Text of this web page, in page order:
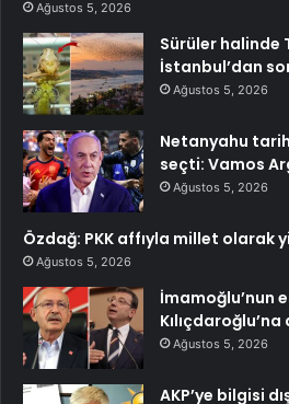
Ağustos 5, 2026
Sürüler halinde
İstanbul’dan
Ağustos 5, 2026
Netanyahu
seçti: Vamos
Ağustos 5, 2026
Özdağ: PKK affıyla millet olarak
Ağustos 5, 2026
İmamoğlu’nun
Ağustos 5, 2026
AKP’ye bilgisi